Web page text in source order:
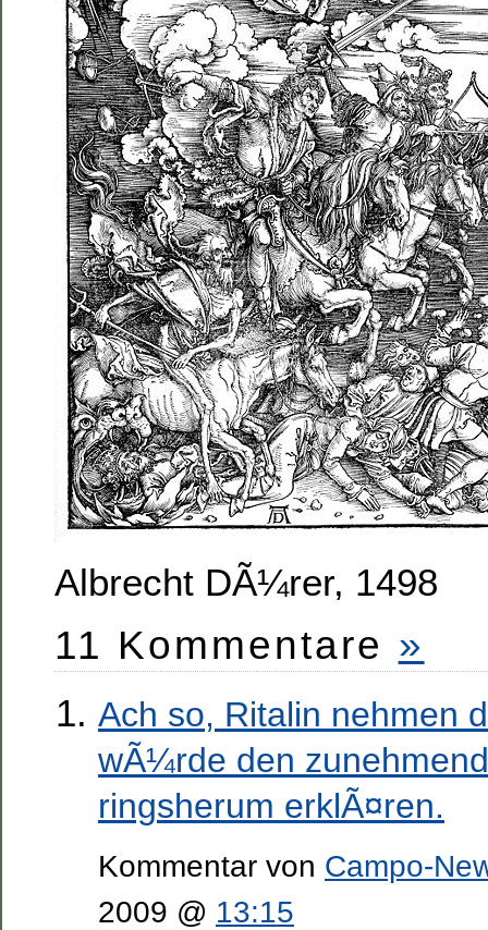
Albrecht DÃ¼rer, 1498
11 Kommentare »
Ach so, Ritalin nehmen
wÃ¼rde den
ringsherum erklÃ¤ren.
Kommentar von Campo-
2009 @ 13:15